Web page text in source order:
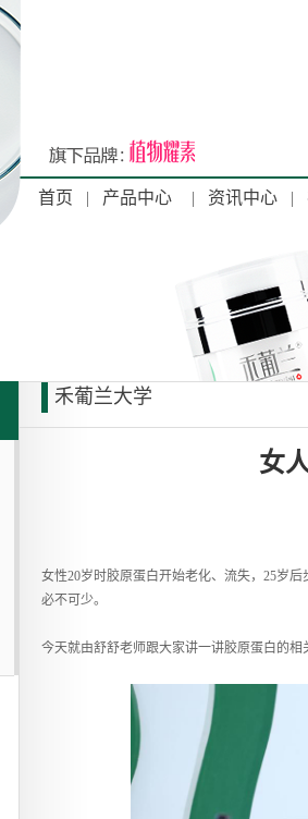
首页 | 产品中心 | 资讯中心 |
禾葡兰大学
女
女性20岁时胶原蛋白开始老化、流失，25岁
必不可少。
今天就由舒舒老师跟大家讲一讲胶原蛋白的